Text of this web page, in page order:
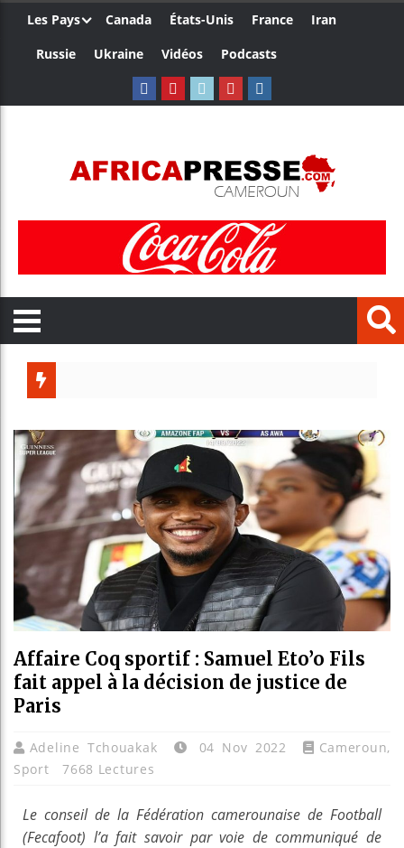
Les Pays Canada États-Unis France
Iran
Russie
Ukraine Vidéos Podcasts
Côte
Tunisie
Ceuta :
Affaire Coq sportif : Samuel Eto’o Fils
fait appel à la décision de justice de
Paris
Adeline Tchouakak 04 Nov 2022 Cameroun,
Sport
7668 Lectures
Le conseil de la Fédération camerounaise de Football
(Fecafoot) l’a fait savoir par voie de communiqué de